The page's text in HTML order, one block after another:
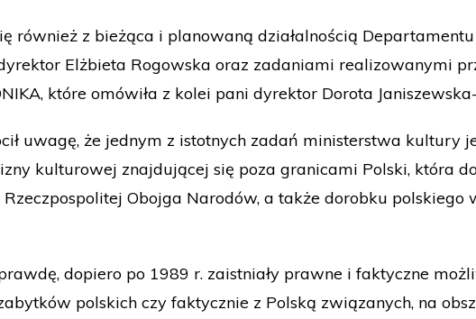
również z bieżąca i planowaną działalnością
Elżbieta Rogowska oraz zadaniami realizowanymi
które omówiła z kolei pani dyrektor Dorota
uwagę, że jednym z istotnych zadań ministerstwa kultury
kulturowej znajdującej się poza granicami Polski, która
Obojga Narodów, a także dorobku polskiego
dopiero po 1989 r. zaistniały prawne i faktyczne
polskich czy faktycznie z Polską związanych, na